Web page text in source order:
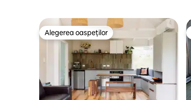
Alegerea oaspeților
Alegerea oaspeților